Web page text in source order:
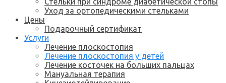
Уход за ортопедическими стельками
Цены
Подарочный сертификат
Услуги
Лечение плоскостопия
Лечение плоскостопия у детей
Лечение косточек на больших пальцах
Мануальная терапия